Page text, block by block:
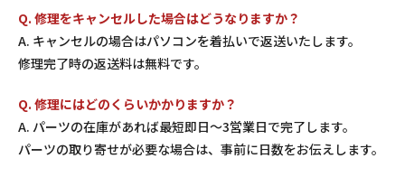
Q. 修理をキャンセルした場合はどうなりますか？
A. キャンセルの場合はパソコンを着払いで返送いたします。
修理完了時の返送料は無料です。
Q. 修理にはどのくらいかかりますか？
A. パーツの在庫があれば最短即日〜3営業日で完了します。
パーツの取り寄せが必要な場合は、事前に日数をお伝えします。